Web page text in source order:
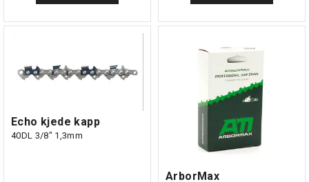
Echo kjede kapp
40DL 3/8" 1,3mm
ArborMax